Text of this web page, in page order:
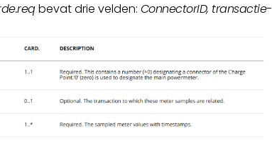
bevat drie velden: ConnectorID, transactie-